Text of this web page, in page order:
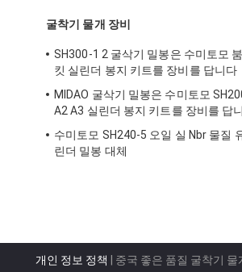
굴착기 물개 장비
SH300-1 2 굴삭기 밀봉은 수미토모
킷 실린더 봉지 키트를 장비를 답니다
MIDAO 굴삭기 밀봉은 수미토모
A2 A3 실린더 봉지 키트를 장비를 답
수미토모 SH240-5 오일 실 Nbr 물질
린더 밀봉 대체
개인 정보 정책 | 중국 좋은 품질 굴착기